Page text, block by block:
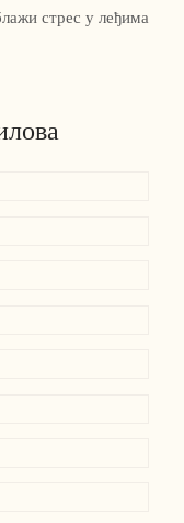
стрес у леђима